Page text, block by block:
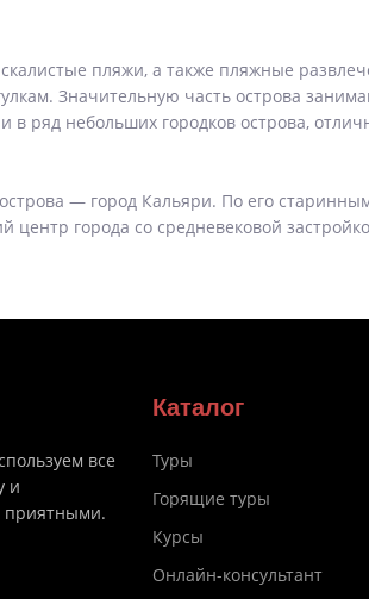
пляжи, а также пляжные
Значительную часть острова
в ряд небольших городков острова,
— город Кальяри. По его
центр города со средневековой
все
и
приятными.
Каталог
Туры
Горящие туры
Курсы
Онлайн-консультант